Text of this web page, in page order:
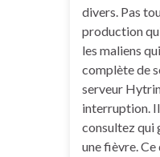
divers. Pas
production
les maliens
complète de
serveur
interruption.
consultez qui
une fièvre.